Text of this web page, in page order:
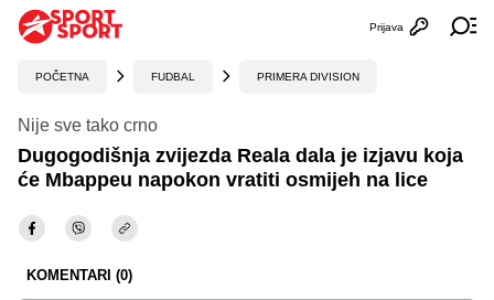
Otvori
Prijava
POČETNA FUDBAL PRIMERA DIVISION
Nije sve tako crno
Dugogodišnja zvijezda Reala dala je izjavu koja
će Mbappeu napokon vratiti osmijeh na lice
KOMENTARI (0)